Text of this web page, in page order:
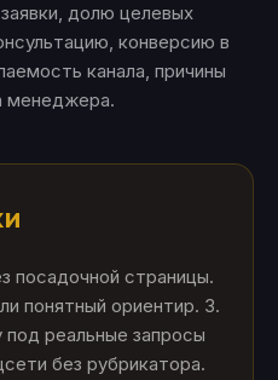
долю целевых
конверсию в
канала, причины
менеджера.
посадочной страницы.
понятный ориентир. 3.
реальные запросы
без рубрикатора.